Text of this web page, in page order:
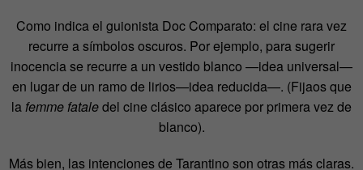
Como indica el guionista Doc Comparato: el cine rara vez
recurre a símbolos oscuros. Por ejemplo, para sugerir
inocencia se recurre a un vestido blanco —idea universal—
en lugar de un ramo de lirios—idea reducida—. (Fijaos que
lafemme fataledel cine clásico aparece por primera vez de
blanco).
Más bien, las intenciones de Tarantino son otras más claras.